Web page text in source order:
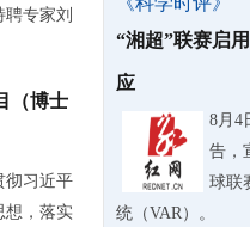
专家刘
（博士
彻习近平
想，落实
“湘超”联赛启
应
8月4
告，
球联
统（VAR）。